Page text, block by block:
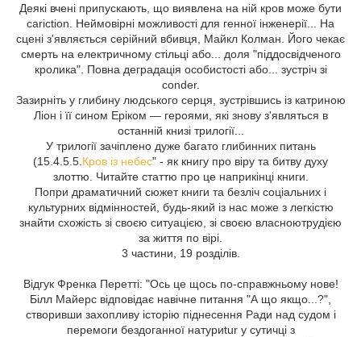
Деякі вчені припускають, що виявлена на ній кров може бути
cariction. Неймовірні можливості для генної інженерії... На
сцені з'являється серійний вбивця, Майкл Колман. Його чекає
смерть на електричному стільці або... доля "піддосвідченого
кролика". Повна деградація особистості або... зустріч зі
conder.
Зазирніть у глибину людського серця, зустрівшись із катриною
Ліон і її сином Еріком — героями, які знову з'являться в
останній книзі трилогії...
У трилогії зачіплено дуже багато глибинних питань
(15.4.5.5. Кров із небес" - як книгу про віру та битву духу
злоттю. Читайте статтю про це наприкінці книги.
Попри драматичний сюжет книги та безліч соціальних і
культурних відмінностей, будь-який із нас може з легкістю
знайти схожість зі своєю ситуацією, зі своєю власноютрудією
за життя по вірі.
3 частини, 19 розділів.
Відгук Френка Перетті: "Ось це щось по-справжньому нове!
Білл Майерс відповідає навічне питання "А що якщо...?",
створивши захопливу історію піднесення Ради над судом і
перемоги бездоганної натуриtur у сутичці з